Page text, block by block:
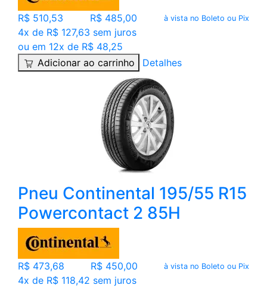
R$ 510,53 R$ 485,00 à vista no Boleto ou Pix
4x de R$ 127,63 sem juros
ou em 12x de R$ 48,25
Adicionar ao carrinho
Detalhes
Pneu Continental 195/55 R15
Powercontact 2 85H
R$ 473,68 R$ 450,00 à vista no Boleto ou Pix
4x de R$ 118,42 sem juros